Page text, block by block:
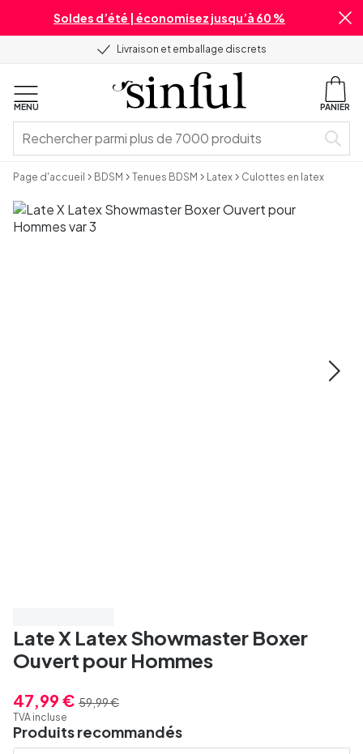
Soldes d’été | économisez jusqu’à 60 %
Livraison et emballage discrets
MENU PANIER
Page d'accueil BDSM Tenues BDSM Latex Culottes en latex
Late X Latex Showmaster Boxer
Ouvert pour Hommes
47,99 € 59,99 €
TVA incluse
Produits recommandés